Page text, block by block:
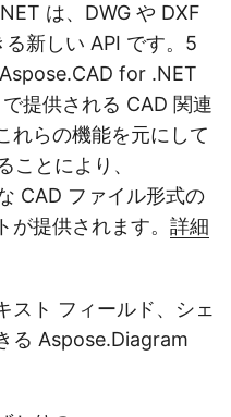
は、DWG や DXF
新しい API です。5
for .NET
提供される CAD 関連
れらの機能を元にして
ことにより、
CAD ファイル形式の
提供されます。 詳細
スト フィールド、シェ
る Aspose.Diagram